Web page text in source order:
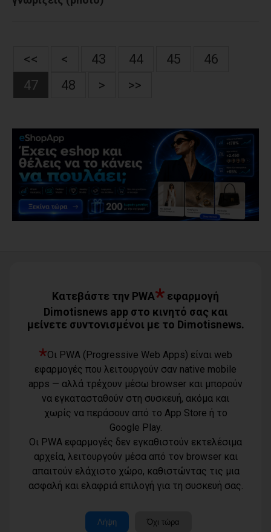
<< < 43 44 45
46
47
48 > >>
Όροι χρήσης
Πολιτική
απορρήτου -
Ταυτότητα
Τηλέφωνο
επικοινωνίας
6977232183
Μ.Η.Τ.:
www.dimotisnews.gr © 2012 - 2026 All rights reserved
Κατεβάστε την PWA* εφαρμογή
Dimotisnews app στο κινητό σας και
μείνετε συντονισμένοι με το Dimotisnews.
*Οι PWA (Progressive Web Apps) είναι web
εφαρμογές που λειτουργούν σαν native mobile
apps — αλλά τρέχουν μέσω browser και μπορούν
να εγκατασταθούν στη συσκευή, ακόμα και
χωρίς να περάσουν από το App Store ή το
Google Play.
Οι PWA εφαρμογές δεν εγκαθιστούν εκτελέσιμα
αρχεία, λειτουργούν μέσα από τον browser και
απαιτούν ελάχιστο χώρο, καθιστώντας τις μια
ασφαλή και ελαφριά επιλογή για τη συσκευή σας.
Λήψη Όχι τώρα